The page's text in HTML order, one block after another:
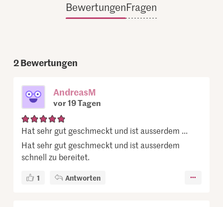
BewertungenFragen
2Bewertungen
AndreasM
vor 19 Tagen
Hat sehr gut geschmeckt und ist ausserdem ...
Hat sehr gut geschmeckt und ist ausserdem
schnell zu bereitet.
1 Antworten